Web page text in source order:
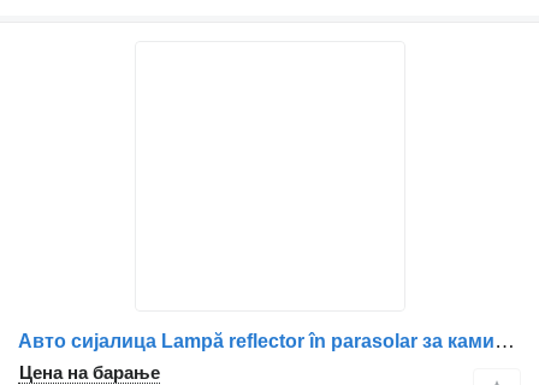
Авто сијалица Lampă reflector în parasolar за камион Scania
Цена на барање